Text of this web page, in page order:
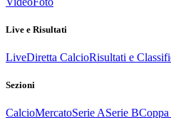
Live e Risultati
LiveDiretta CalcioRisultati e
Sezioni
CalcioMercatoSerie ASerie B